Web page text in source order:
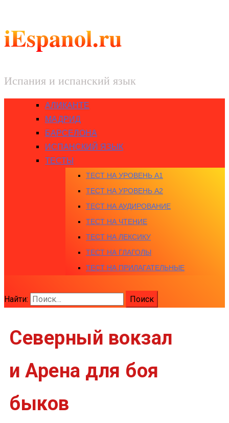
iEspanol.ru
Испания и испанский язык
АЛИКАНТЕ
МАДРИД
БАРСЕЛОНА
ИСПАНСКИЙ ЯЗЫК
ТЕСТЫ
ТЕСТ НА УРОВЕНЬ A1
ТЕСТ НА УРОВЕНЬ A2
ТЕСТ НА АУДИРОВАНИЕ
ТЕСТ НА ЧТЕНИЕ
ТЕСТ НА ЛЕКСИКУ
ТЕСТ НА ГЛАГОЛЫ
ТЕСТ НА ПРИЛАГАТЕЛЬНЫЕ
Найти:
Северный вокзал
и Арена для боя
быков